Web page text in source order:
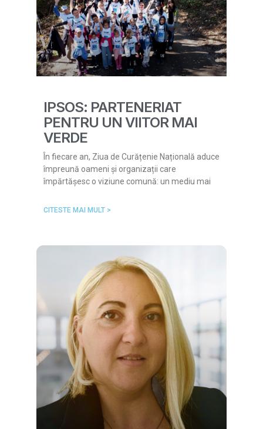
IPSOS: PARTENERIAT
PENTRU UN VIITOR MAI
VERDE
În fiecare an, Ziua de Curățenie Națională aduce
împreună oameni și organizații care
împărtășesc o viziune comună: un mediu mai
CITESTE MAI MULT >